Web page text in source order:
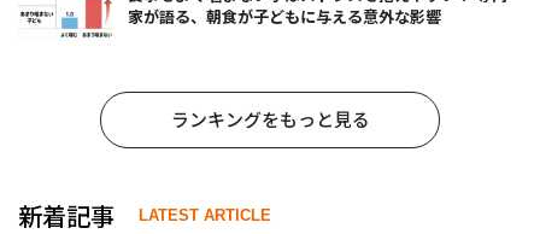
家が語る、朝食が子どもに与える意外な影響
ランキングをもっと見る
新着記事 LATEST ARTICLE